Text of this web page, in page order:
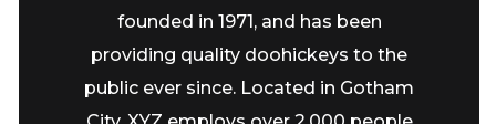
founded in 1971, and has been
providing quality doohickeys to the
public ever since. Located in Gotham